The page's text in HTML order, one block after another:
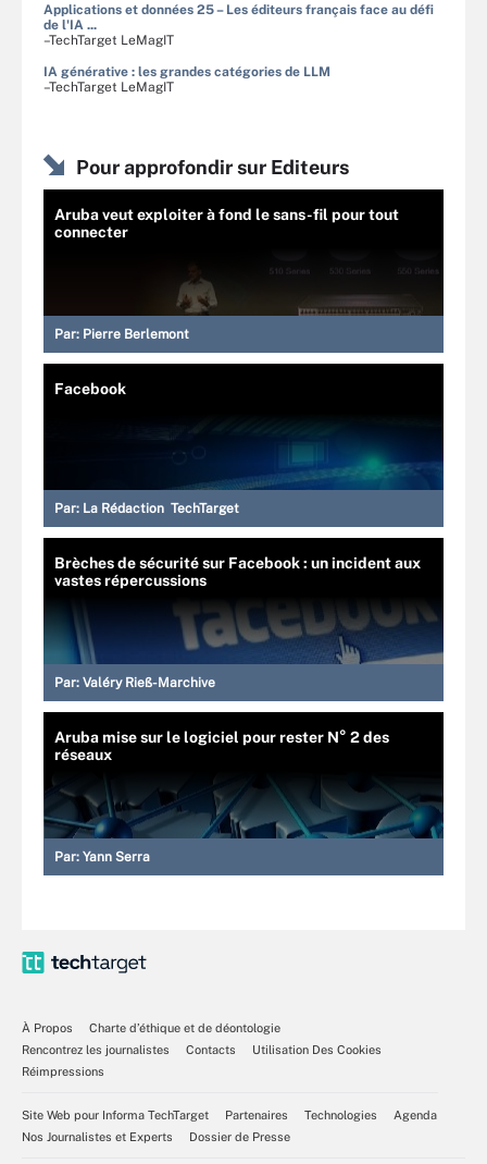
Applications et données 25 – Les éditeurs français face au défi
de l'IA ...
–TechTarget LeMagIT
IA générative : les grandes catégories de LLM
–TechTarget LeMagIT
Pour approfondir sur Editeurs
Aruba veut exploiter à fond le sans-fil pour tout
connecter
Par: Pierre Berlemont
Facebook
Par: La Rédaction TechTarget
Brèches de sécurité sur Facebook : un incident aux
vastes répercussions
Par: Valéry Rieß-Marchive
Aruba mise sur le logiciel pour rester N° 2 des
réseaux
Par: Yann Serra
À Propos
Charte d’éthique et de déontologie
Rencontrez les journalistes
Contacts
Utilisation Des Cookies
Réimpressions
Site Web pour Informa TechTarget Partenaires Technologies
Agenda
Nos Journalistes et Experts
Dossier de Presse